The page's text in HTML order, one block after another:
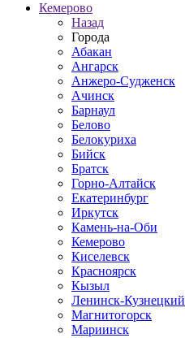
Кемерово
Назад
Города
Абакан
Ангарск
Анжеро-Судженск
Ачинск
Барнаул
Белово
Белокуриха
Бийск
Братск
Горно-Алтайск
Екатеринбург
Иркутск
Камень-на-Оби
Кемерово
Киселевск
Красноярск
Кызыл
Ленинск-Кузнецкий
Магнитогорск
Мариинск